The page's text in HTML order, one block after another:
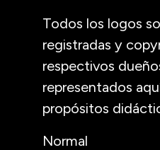
Todos los logos
registradas y
respectivos
representados
propósitos
Normal